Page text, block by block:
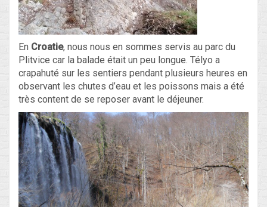
En Croatie, nous nous en sommes servis au parc du
Plitvice car la balade était un peu longue. Télyo a
crapahuté sur les sentiers pendant plusieurs heures en
observant les chutes d’eau et les poissons mais a été
très content de se reposer avant le déjeuner.